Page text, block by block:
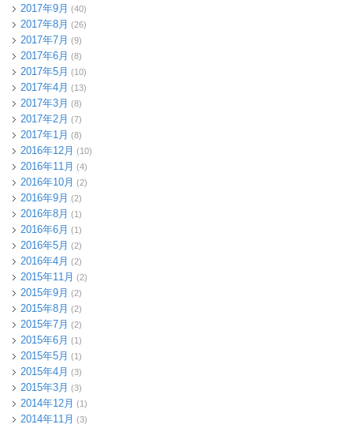
2017年9月 (40)
2017年8月 (26)
2017年7月 (9)
2017年6月 (8)
2017年5月 (10)
2017年4月 (13)
2017年3月 (8)
2017年2月 (7)
2017年1月 (8)
2016年12月 (10)
2016年11月 (4)
2016年10月 (2)
2016年9月 (2)
2016年8月 (1)
2016年6月 (1)
2016年5月 (2)
2016年4月 (2)
2015年11月 (2)
2015年9月 (2)
2015年8月 (2)
2015年7月 (2)
2015年6月 (1)
2015年5月 (1)
2015年4月 (3)
2015年3月 (3)
2014年12月 (1)
2014年11月 (3)